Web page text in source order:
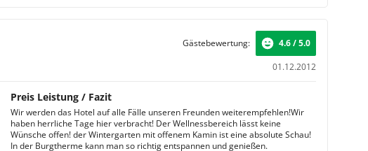
01.12.2012
Gästebewertung: 4.6 / 5.0
Preis Leistung / Fazit
Wir werden das Hotel auf alle Fälle unseren Freunden weiterempfehlen!Wir
haben herrliche Tage hier verbracht! Der Wellnessbereich lässt keine
Wünsche offen! der Wintergarten mit offenem Kamin ist eine absolute Schau!
In der Burgtherme kann man so richtig entspannen und genießen.